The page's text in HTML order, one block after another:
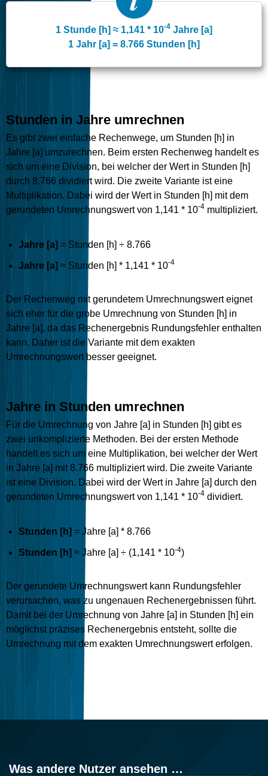
1 Stunde [h] ≈ 1,141 * 10-4 Jahre [a]
1 Jahr [a] = 8.766 Stunden [h]
Stunden in Jahre umrechnen
Es gibt zwei einfache Rechenwege, um Stunden [h] in
Jahre [a] umzurechnen. Beim ersten Rechenweg handelt es
sich um eine Division, bei welcher der Wert in Stunden [h]
durch 8.766 dividiert wird. Die zweite Variante ist eine
Multiplikation. Dabei wird der Wert in Stunden [h] mit dem
gerundeten Umrechnungswert von 1,141 * 10-4 multipliziert.
Jahre [a] = Stunden [h] ÷ 8.766
Jahre [a] ≈ Stunden [h] * 1,141 * 10-4
Der Rechenweg mit gerundetem Umrechnungswert eignet
sich eher für die grobe Umrechnung von Stunden [h] in
Jahre [a], da das Rechenergebnis Rundungsfehler enthalten
kann. Daher ist die Variante mit dem exakten
Umrechnungswert besser geeignet.
Jahre in Stunden umrechnen
Für die Umrechnung von Jahre [a] in Stunden [h] gibt es
zwei unkomplizierte Methoden. Bei der ersten Methode
handelt es sich um eine Multiplikation, bei welcher der Wert
in Jahre [a] mit 8.766 multipliziert wird. Die zweite Variante
ist eine Division. Dabei wird der Wert in Jahre [a] durch den
gerundeten Umrechnungswert von 1,141 * 10-4 dividiert.
Stunden [h] = Jahre [a] * 8.766
Stunden [h] ≈ Jahre [a] ÷ (1,141 * 10-4)
Der gerundete Umrechnungswert kann Rundungsfehler
verursachen, was zu ungenauen Rechenergebnissen führt.
Damit bei der Umrechnung von Jahre [a] in Stunden [h] ein
möglichst präzises Rechenergebnis entsteht, sollte die
Umrechnung mit dem exakten Umrechnungswert erfolgen.
Was andere Nutzer ansehen …